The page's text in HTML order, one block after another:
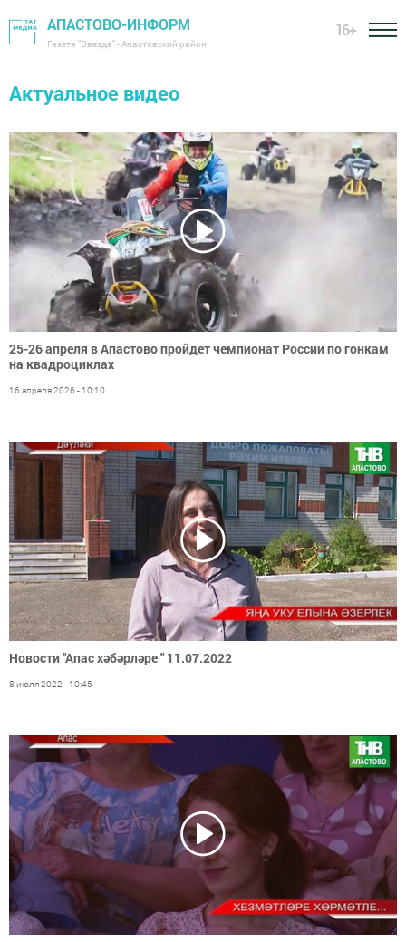
АПАСТОВО-ИНФОРМ
Газета "Звезда" - Апастовский район
16+
Актуальное видео
25-26 апреля в Апастово пройдет чемпионат России по гонкам
на квадроциклах
16 апреля 2026 - 10:10
Новости "Апас хәбәрләре " 11.07.2022
8 июля 2022 - 10:45